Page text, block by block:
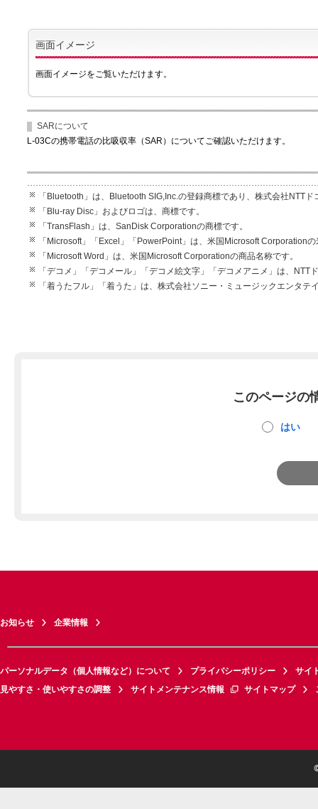
画面イメージ
画面イメージをご覧いただけます。
SARについて
L-03Cの携帯電話の比吸収率（SAR）についてご確認いただけます。
「Bluetooth」は、Bluetooth SIG,Inc.の登録商標であり、株式会社NTT
「Blu-ray Disc」およびロゴは、商標です。
「TransFlash」は、SanDisk Corporationの商標です。
「Microsoft」「Excel」「PowerPoint」は、米国Microsoft Corporation
「Microsoft Word」は、米国Microsoft Corporationの商品名称です。
「デコメ」「デコメール」「デコメ絵文字」「デコメアニメ」は、NTT
「着うたフル」「着うた」は、株式会社ソニー・ミュージックエンタテ
このページの
はい
お知らせ 企業情報
パーソナルデータ（個人情報など）について プライバシーポリシー
サイ
見やすさ・使いやすさの調整
サイトメンテナンス情報 サイトマップ